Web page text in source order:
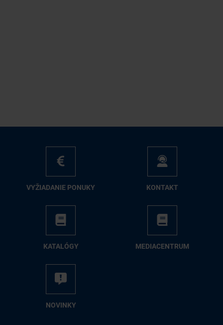
VY­ŽIA­DA­NIE PO­NU­KY KON­TAKT
KA­TA­LÓ­GY ME­DIA­CEN­TRUM
NO­VIN­KY